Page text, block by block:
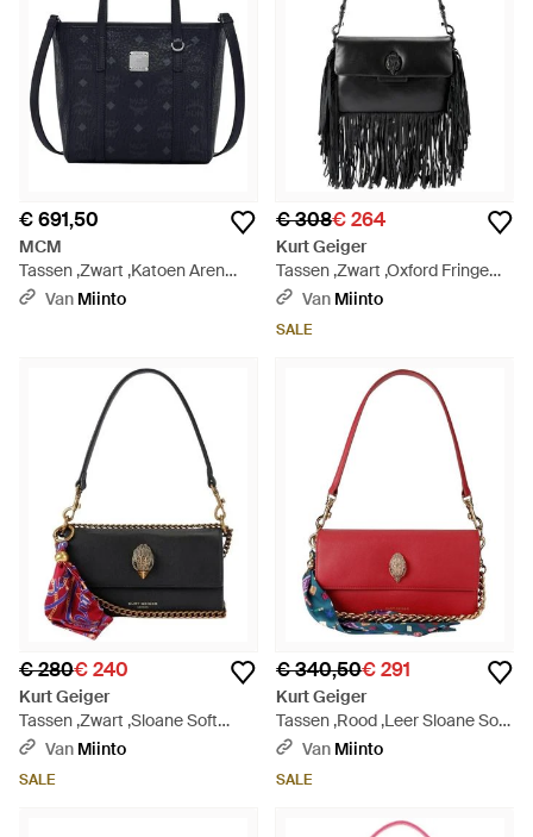
€ 691,50
MCM
Tassen ,Zwart ,Katoen Aren
Tote - Blauw
Van Miinto
€ 308€ 264
Kurt Geiger
Tassen ,Zwart ,Oxford Fringe
Schoudertas - Zwart
Van Miinto
SALE
€ 280€ 240
Kurt Geiger
Tassen ,Zwart ,Sloane Soft
Shoulder - Zwart
Van Miinto
SALE
€ 340,50€ 291
Kurt Geiger
Tassen ,Rood ,Leer Sloane Soft
Shoulder - Rood
Van Miinto
SALE